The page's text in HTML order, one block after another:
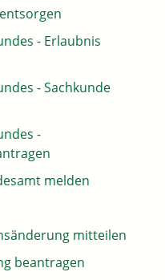
- Erlaubnis
- Sachkunde
-
melden
mitteilen
beantragen